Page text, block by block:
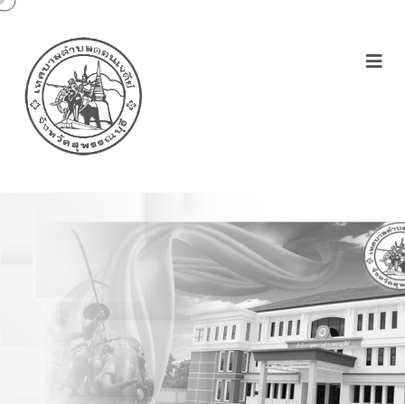
รายงานการประชุมหัวหน้า
ส่วนราชการ 27/09/64